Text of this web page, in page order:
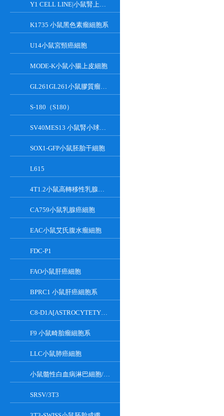
Y1 CELL LINE|小鼠腎上腺皮質瘤細胞
K1735 小鼠黑色素瘤細胞系
U14小鼠宮頸癌細胞
MODE-K小鼠小腸上皮細胞
GL261GL261小鼠膠質瘤細胞
S-180（S180）
SV40MES13 小鼠腎小球系膜細胞
SOX1-GFP小鼠胚胎干細胞
L615
4T1.2小鼠高轉移性乳腺癌細胞
CA759小鼠乳腺癌細胞
EAC小鼠艾氏腹水瘤細胞
FDC-P1
FAO小鼠肝癌細胞
BPRC1 小鼠肝癌細胞系
C8-D1A[ASTROCYTETYPEICLONE]小鼠小腦細胞
F9 小鼠畸胎瘤細胞系
LLC小鼠肺癌細胞
小鼠髓性白血病淋巴細胞/小鼠白血病G-CSF依賴性細胞
SRSV/3T3